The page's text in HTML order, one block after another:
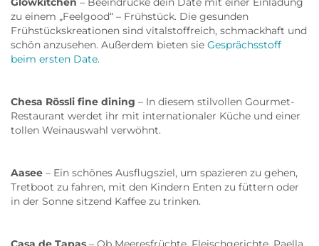
zu einem „Feelgood“ – Frühstück. Die gesunden
Frühstückskreationen sind vitalstoffreich, schmackhaft und
schön anzusehen. Außerdem bieten sie Gesprächsstoff
beim ersten Date.
Chesa Rössli fine dining – In diesem stilvollen Gourmet-
Restaurant werdet ihr mit internationaler Küche und einer
tollen Weinauswahl verwöhnt.
Aasee – Ein schönes Ausflugsziel, um spazieren zu gehen,
Tretboot zu fahren, mit den Kindern Enten zu füttern oder
in der Sonne sitzend Kaffee zu trinken.